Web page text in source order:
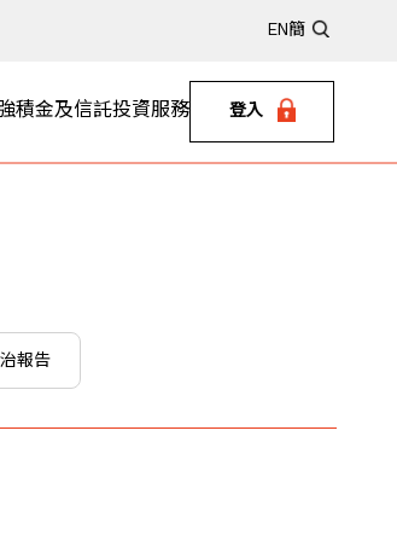
EN 簡
積金及信託投資服務 登入
報告